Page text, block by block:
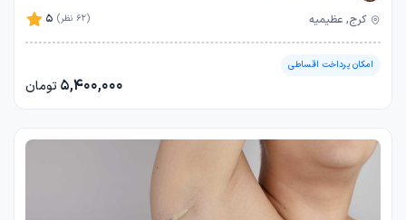
5
(62 نظر) کرج, عظیمیه
امکان پرداخت اقساطی
5,400,000تومان